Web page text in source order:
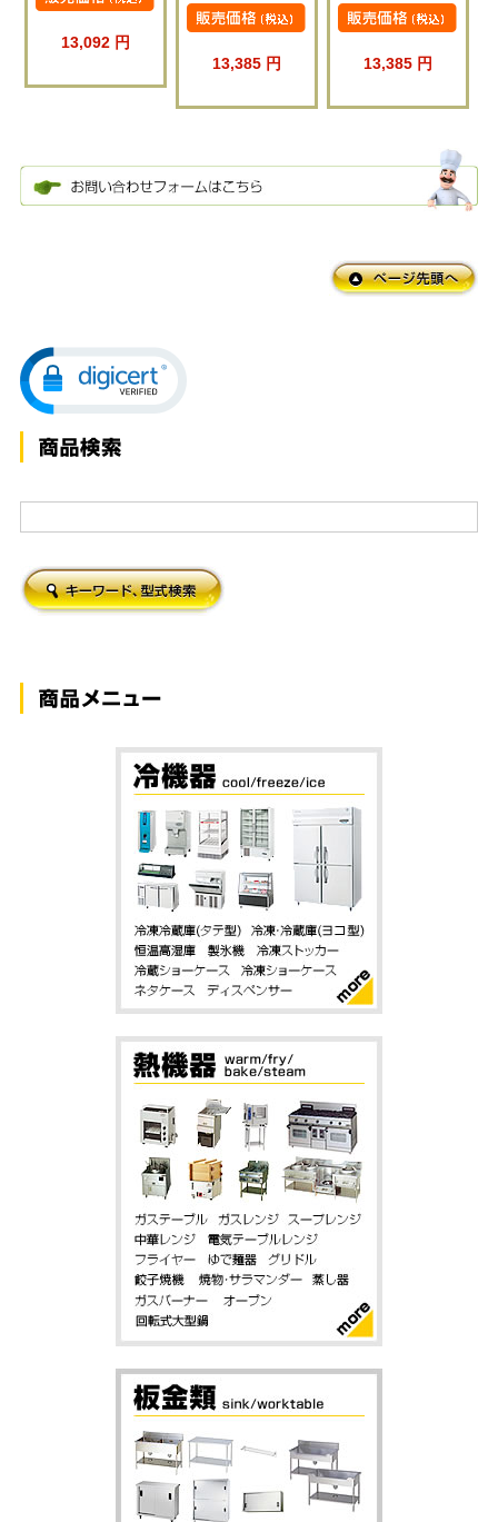
13,092 円
13,385 円 13,385 円